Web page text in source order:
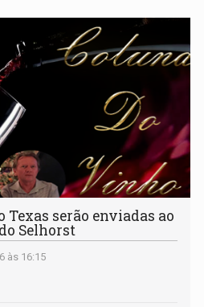
Texas serão enviadas ao
Selhorst
às 16:15